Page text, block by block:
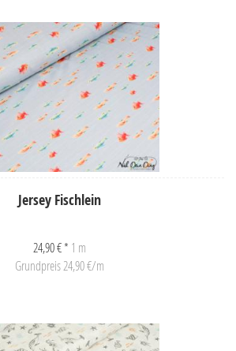
Jersey Fischlein
24,90 € * 1 m
Grundpreis 24,90 €/m